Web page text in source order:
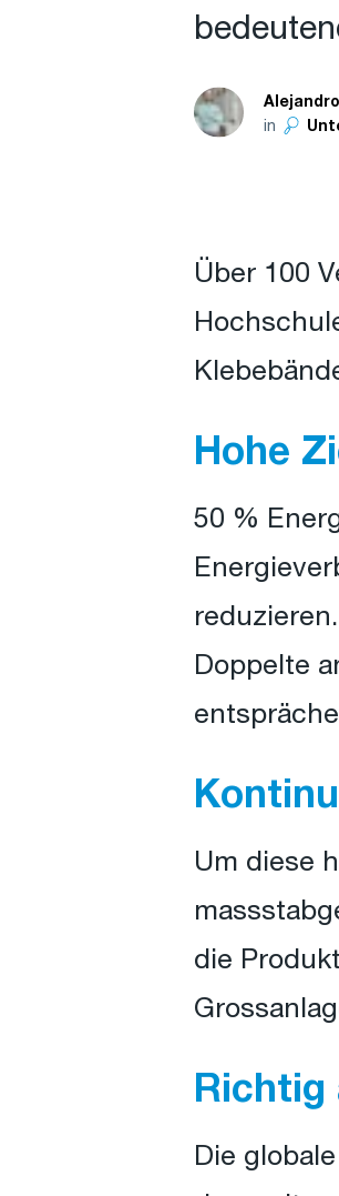
in
Über 100
Hohe
50 %
Doppelte
Um diese
die
Die